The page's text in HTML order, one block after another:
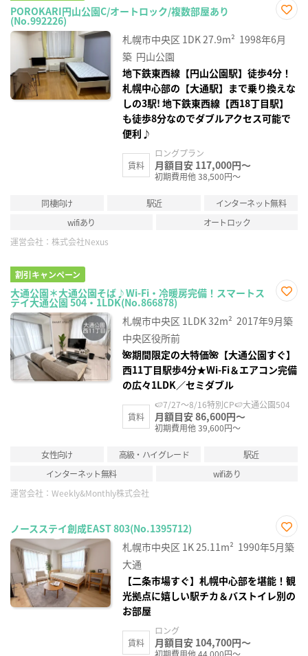
POROKARI円山公園C/オートロック/複数部屋あり
(No.992226)
に入
り登
札幌市中央区 1DK27.9m² 1998年6月
築 円山公園
地下鉄東西線【円山公園駅】徒歩4分！
札幌中心部の【大通駅】まで乗り換えな
しの3駅! 地下鉄東西線【西18丁目駅】
も徒歩8分なのでダブルアクセス可能で
便利♪
賃料
ロングプラン
月額目安 117,000円～
初期費用他 38,500円～
同棲向け 駅近
インターネット無料
wifiあり
オートロック
運営会社： 株式会社Nexus
割引キャンペーン
大通公園＊大通公園そば♪Wi-Fi・冷暖房完備！スマートス
テイ大通公園 504・1LDK(No.866878)
に入
り登
札幌市中央区 1LDK32m² 2017年9月築
中央区役所前
🌺期間限定の大特価🌺【大通公園すぐ】
西11丁目駅歩4分★Wi-Fi＆エアコン完備
の広々1LDK／セミダブル
賃料
🍉7/27～8/16特別CP🍉大通公園504
月額目安 86,600円～
初期費用他 39,600円～
女性向け 高級・ハイグレード
駅近
インターネット無料
wifiあり
運営会社： Weekly&Monthly株式会社
ノースステイ創成EAST 803(No.1395712)
お気
に入
札幌市中央区 1K25.11m² 1990年5月築
大通
【二条市場すぐ】札幌中心部を堪能！観
光拠点に嬉しい駅チカ＆バストイレ別の
お部屋
賃料
ロング
月額目安 104,700円～